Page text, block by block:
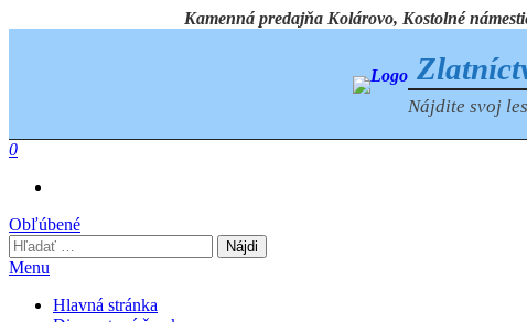
Kamenná predajňa Kolárovo, Kostolné
Nájdite svoj
0
Obľúbené
Hľadať:
Menu
Hlavná stránka